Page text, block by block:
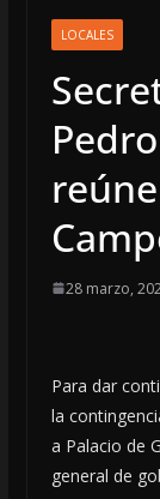
LOCALES
28 marzo,
Para dar
la
a Palacio de
general de